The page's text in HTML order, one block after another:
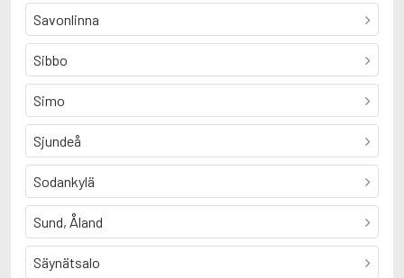
Savonlinna
Sibbo
Simo
Sjundeå
Sodankylä
Sund, Åland
Säynätsalo